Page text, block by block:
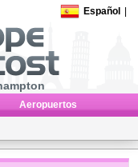
Español
Aeropuertos